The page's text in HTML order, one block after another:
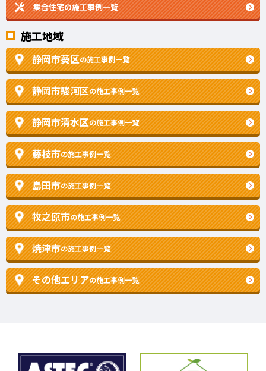
集合住宅の施工事例一覧
施工地域
静岡市葵区の施工事例一覧
静岡市駿河区の施工事例一覧
静岡市清水区の施工事例一覧
藤枝市の施工事例一覧
島田市の施工事例一覧
牧之原市の施工事例一覧
焼津市の施工事例一覧
その他エリアの施工事例一覧